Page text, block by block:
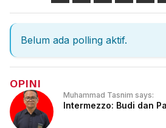
Belum ada polling aktif.
OPINI
Muhammad Tasnim says:
Intermezzo: Budi dan